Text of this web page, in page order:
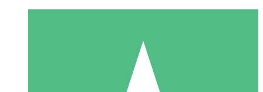
Packs de Crédits Individuels